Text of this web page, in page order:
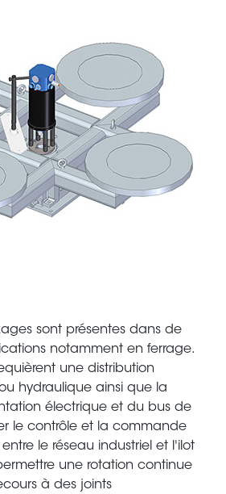
sont présentes dans de
notamment en ferrage.
une distribution
hydraulique ainsi que la
électrique et du bus de
le contrôle et la commande
le réseau industriel et l'ilot
une rotation continue
à des joints